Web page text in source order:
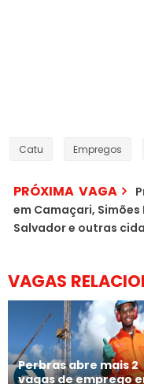
Catu Empregos
PRÓXIMA VAGA
em Camaçari, Simões
Salvador e outras
VAGAS
Perbras abre mais 2
vagas de emprego